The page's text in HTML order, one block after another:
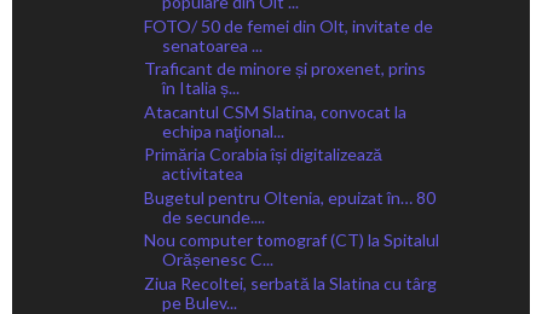
FOTO/ 50 de femei din Olt, invitate de
senatoarea ...
Traficant de minore și proxenet, prins
în Italia ș...
Atacantul CSM Slatina, convocat la
echipa naţional...
Primăria Corabia își digitalizează
activitatea
Bugetul pentru Oltenia, epuizat în… 80
de secunde....
Nou computer tomograf (CT) la Spitalul
Orășenesc C...
Ziua Recoltei, serbată la Slatina cu târg
pe Bulev...